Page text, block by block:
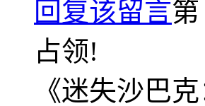
回复该留言第
占领!
《迷失沙巴